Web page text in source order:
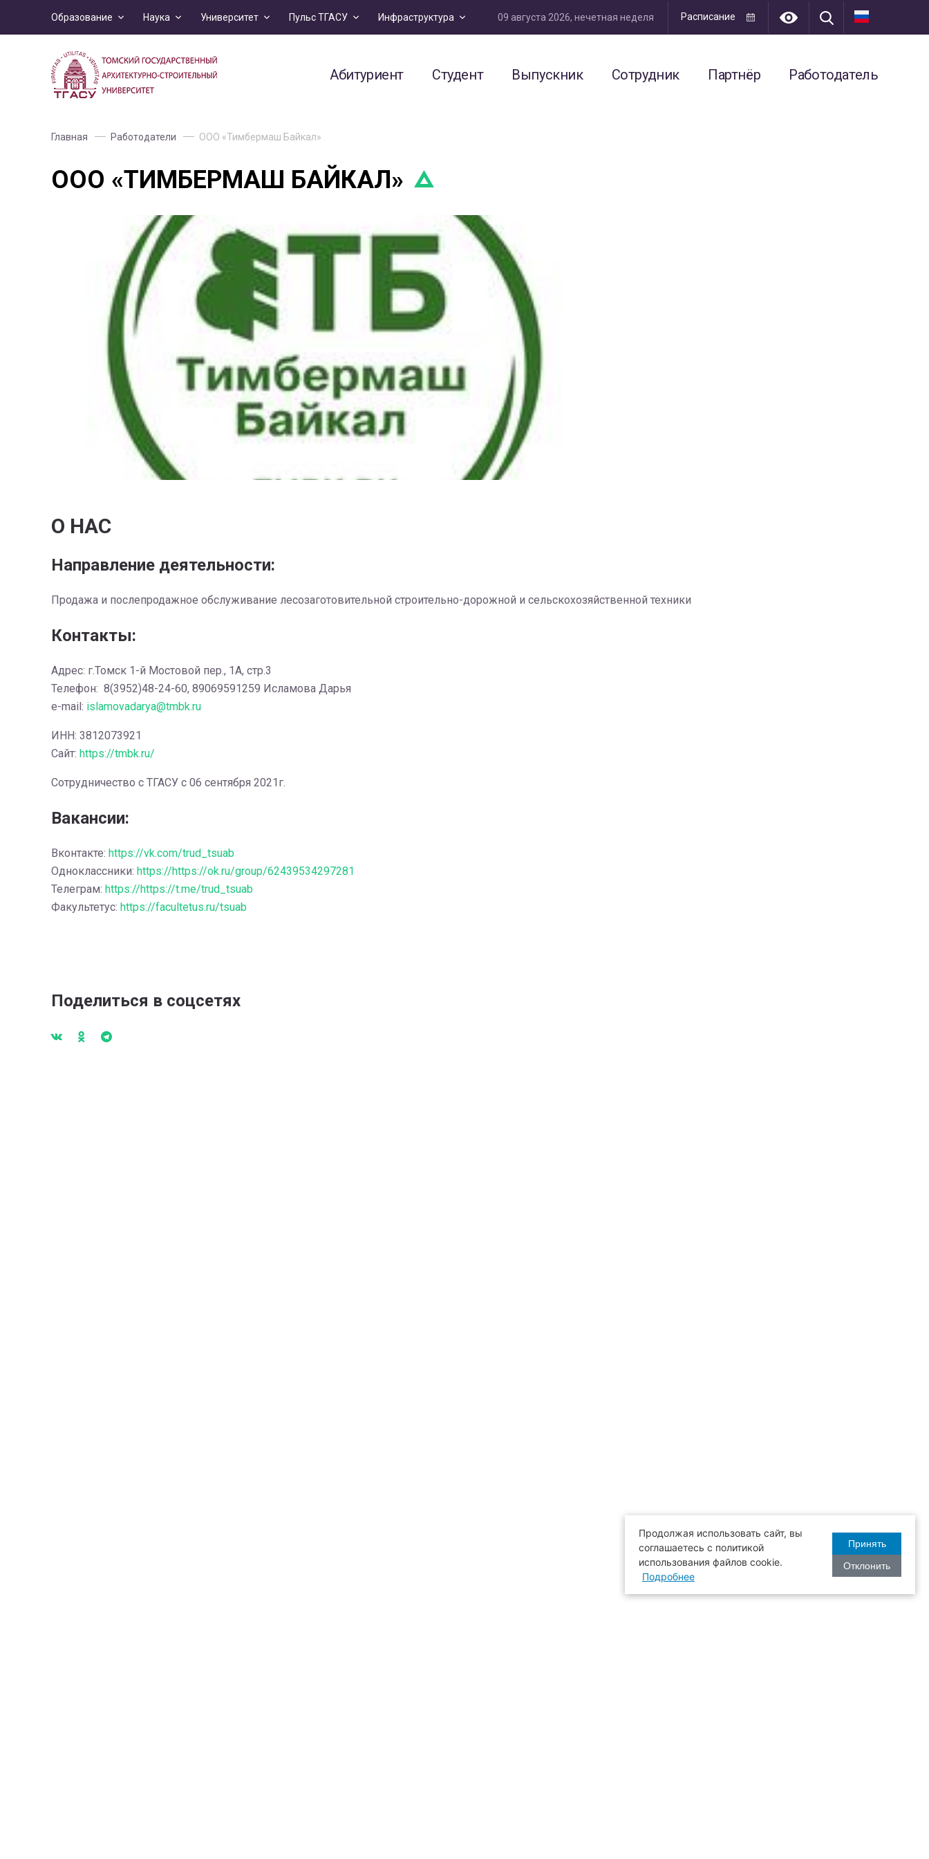
Образование Наука Университет Пульс ТГАСУ Инфраструктура 09 августа 2026, нечетная неделя Расписание
Абитуриент Студент Выпускник Сотрудник Партнёр Работодатель
Главная Работодатели ООО «Тимбермаш Байкал»
ООО «ТИМБЕРМАШ БАЙКАЛ»
О НАС
Направление деятельности:
Продажа и послепродажное обслуживание лесозаготовительной строительно-дорожной и сельскохозяйственной техники
Контакты:
Адрес: г.Томск 1-й Мостовой пер., 1А, стр.3
Телефон: 8(3952)48-24-60, 89069591259 Исламова Дарья
e-mail: islamovadarya@tmbk.ru
ИНН: 3812073921
Сайт: https://tmbk.ru/
Сотрудничество с ТГАСУ с 06 сентября 2021г.
Вакансии:
Вконтакте: https://vk.com/trud_tsuab
Одноклассники: https://https://ok.ru/group/62439534297281
Телеграм: https://https://t.me/trud_tsuab
Факультетус: https://facultetus.ru/tsuab
Поделиться в соцсетях
Продолжая использовать сайт, вы
соглашаетесь с политикой
использования файлов cookie.
Подробнее
Принять
Отклонить